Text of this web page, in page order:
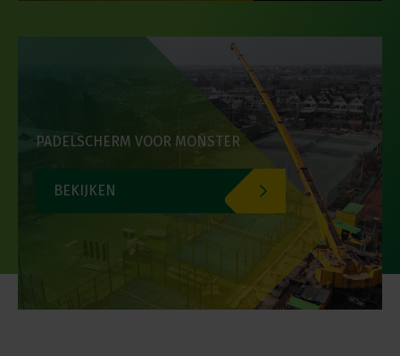
PADELSCHERM VOOR MONSTER
BEKIJKEN